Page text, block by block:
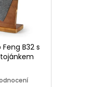
B32 s